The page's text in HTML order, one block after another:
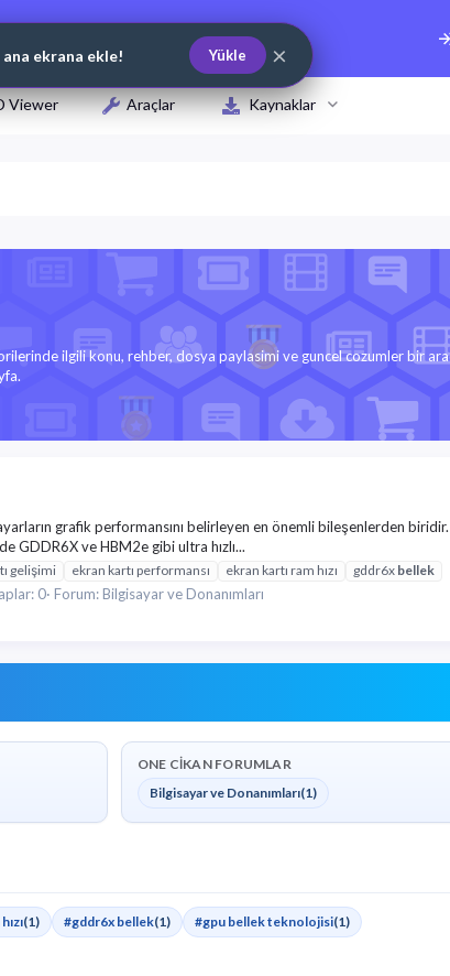
Viewer Araçlar Kaynaklar
ilgili konu, rehber, dosya paylasimi ve guncel cozumler bir
grafik performansını belirleyen en önemli bileşenlerden
GDDR6X ve HBM2e gibi ultra hızlı...
gelişimi ekran kartı performansı ekran kartı ram hızı gddr6x bellek
0 Forum: Bilgisayar ve Donanımları
ONE CIKAN FORUMLAR
Bilgisayar ve Donanımları(1)
(1) #gddr6x bellek(1) #gpu bellek teknolojisi(1)
ekrana ekle! Yükle ×